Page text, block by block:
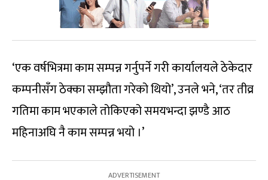
‘एक वर्षभित्रमा काम सम्पन्न गर्नुपर्ने गरी कार्यालयले ठेकेदार
कम्पनीसँग ठेक्का सम्झौता गरेको थियो’, उनले भने, ‘तर तीव्र
गतिमा काम भएकाले तोकिएको समयभन्दा झण्डै आठ
महिनाअघि नै काम सम्पन्न भयो ।’